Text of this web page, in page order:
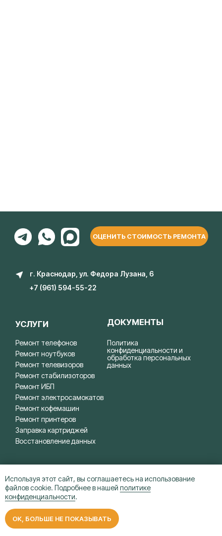
Используя этот сайт, вы соглашаетесь на использование
файлов cookie. Подробнее в нашей политике
конфиденциальности.
ОК, БОЛЬШЕ НЕ ПОКАЗЫВАТЬ